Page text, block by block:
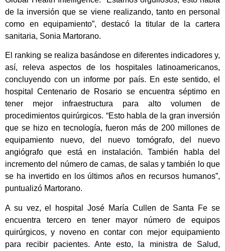
de la inversión que se viene realizando, tanto en personal
como en equipamiento”, destacó la titular de la cartera
sanitaria, Sonia Martorano.
El ranking se realiza basándose en diferentes indicadores y,
así, releva aspectos de los hospitales latinoamericanos,
concluyendo con un informe por país. En este sentido, el
hospital Centenario de Rosario se encuentra séptimo en
tener mejor infraestructura para alto volumen de
procedimientos quirúrgicos. “Esto habla de la gran inversión
que se hizo en tecnología, fueron más de 200 millones de
equipamiento nuevo, del nuevo tomógrafo, del nuevo
angiógrafo que está en instalación. También habla del
incremento del número de camas, de salas y también lo que
se ha invertido en los últimos años en recursos humanos”,
puntualizó Martorano.
A su vez, el hospital José María Cullen de Santa Fe se
encuentra tercero en tener mayor número de equipos
quirúrgicos, y noveno en contar con mejor equipamiento
para recibir pacientes. Ante esto, la ministra de Salud,